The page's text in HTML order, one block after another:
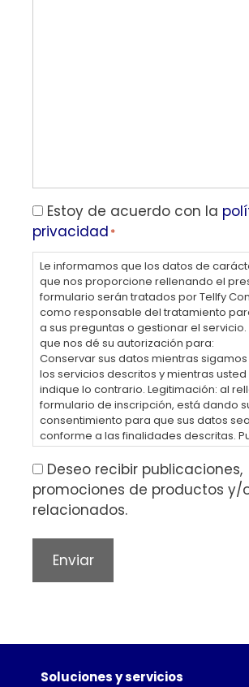
Privacidad
*
Estoy de acuerdo con la
privacidad *
Le informamos que los datos de
que nos proporcione rellenando el
formulario serán tratados por Tellfy
como responsable del tratamiento
a sus preguntas o gestionar el
que nos dé su autorización para:
Conservar sus datos mientras
los servicios descritos y mientras usted
indique lo contrario. Legitimación: al
formulario de inscripción, está dando
consentimiento para que sus datos
conforme a las finalidades descritas.
consultar nuestra política de
personales en https://tellfy.com/es/
Podrá ejercer sus derechos enviando
electrónico a rgpd@nextret.net o
solicitud a la dirección Rambla
Publicidad
Deseo recibir publicaciones,
promociones de productos y/
relacionados.
Soluciones y servicios